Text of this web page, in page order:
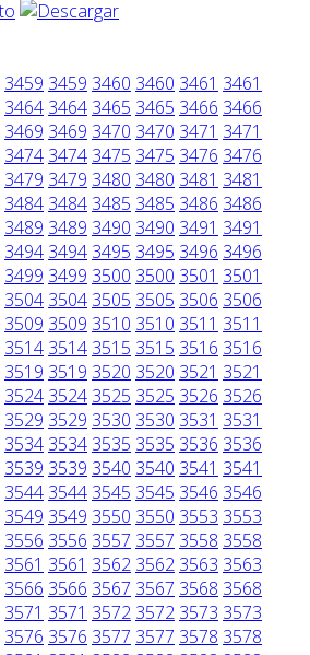
3459 3459 3460 3460 3461 3461
3464 3464 3465 3465 3466 3466
3469 3469 3470 3470 3471 3471
3474 3474 3475 3475 3476 3476
3479 3479 3480 3480 3481 3481
3484 3484 3485 3485 3486 3486
3489 3489 3490 3490 3491 3491
3494 3494 3495 3495 3496 3496
3499 3499 3500 3500 3501 3501
3504 3504 3505 3505 3506 3506
3509 3509 3510 3510 3511 3511
3514 3514 3515 3515 3516 3516
3519 3519 3520 3520 3521 3521
3524 3524 3525 3525 3526 3526
3529 3529 3530 3530 3531 3531
3534 3534 3535 3535 3536 3536
3539 3539 3540 3540 3541 3541
3544 3544 3545 3545 3546 3546
3549 3549 3550 3550 3553 3553
3556 3556 3557 3557 3558 3558
3561 3561 3562 3562 3563 3563
3566 3566 3567 3567 3568 3568
3571 3571 3572 3572 3573 3573
3576 3576 3577 3577 3578 3578